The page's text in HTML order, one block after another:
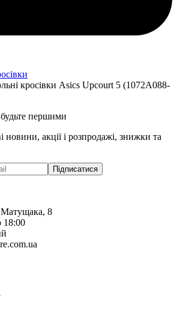
кросівки Asics Upcourt 5 (1072A088-
першими
новини, акції і розпродажі, знижки та
Підписатися
8
18:00